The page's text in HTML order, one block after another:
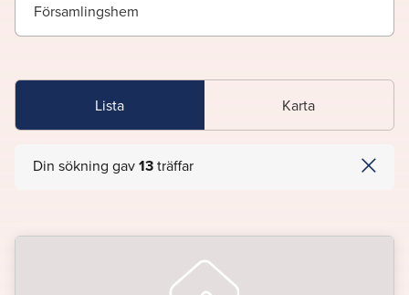
Församlingshem
Lista Karta
Din sökning gav13träffar